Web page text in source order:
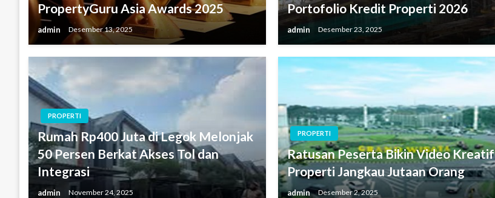
PropertyGuru Asia Awards 2025
admin Desember 13, 2025
Portofolio Kredit Properti 2026
admin Desember 23, 2025
PROPERTI
Rumah Rp400 Juta di Legok Melonjak
50 Persen Berkat Akses Tol dan
Integrasi
admin November 24, 2025
PROPERTI
Ratusan Peserta Bikin Video Kreatif
Properti Jangkau Jutaan Orang
admin Desember 2, 2025